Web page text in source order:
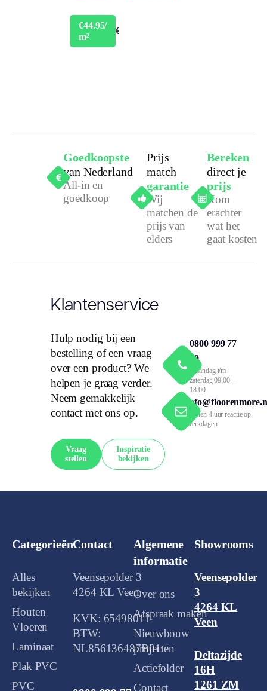
€44.95/
m²
€49.95
Goedkoopste
van Nederland
All-in en
goedkoop
Prijs
match
garantie
Wij
matchen de
prijs van
elders
Bereken
direct je
prijs
Kom
erachter
wat het
gaat kosten
Klantenservice
Hulp nodig bij een
bestelling of een vraag
over een product? We
helpen je graag verder.
Neem gemakkelijk
contact met ons op.
Vraag
stellen
Inspiratie
bekijken
0800 999 77
79
Maandag t/m
zaterdag 09:00 -
18:00
Binnen 4 uur reactie op
werkdagen
Categorieën
Alles
bekijken
Houten
Vloeren
Laminaat
Plak PVC
PVC
Contact
Veensepolder 3
4264 KL Veen
KVK: 65498011
BTW:
NL856136487B01
Algemene
informatie
Over ons
Afspraak maken
Nieuwbouw
projecten
Actiefolder
Contact
Showrooms
Veensepolder
3
4264 KL
Veen
Deltazijde
16H
1261 ZM